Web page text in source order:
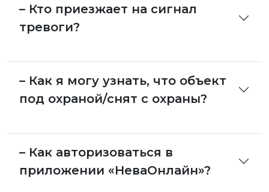
– Кто приезжает на сигнал
тревоги?
– Как я могу узнать, что объект
под охраной/снят с охраны?
– Как авторизоваться в
приложении «НеваОнлайн»?